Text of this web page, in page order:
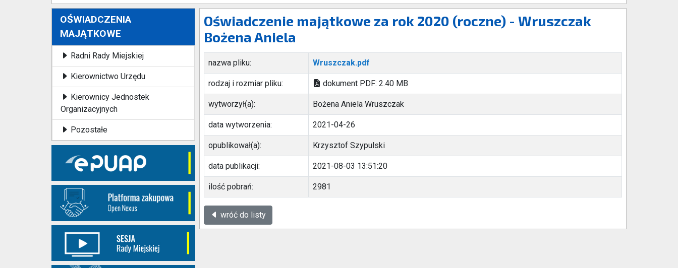
OŚWIADCZENIA
MAJĄTKOWE
Radni Rady Miejskiej
Kierownictwo Urzędu
Kierownicy Jednostek
Organizacyjnych
Pozostałe
Oświadczenie majątkowe za rok 2020 (roczne) - Wruszczak
Bożena Aniela
nazwa pliku: Wruszczak.pdf
rodzaj i rozmiar pliku: dokument PDF: 2.40 MB
wytworzył(a): Bożena Aniela Wruszczak
data wytworzenia: 2021-04-26
opublikował(a): Krzysztof Szypulski
data publikacji: 2021-08-03 13:51:20
ilość pobrań: 2981
wróć do listy